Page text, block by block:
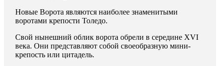
Новые Ворота являются наиболее знаменитыми
воротами крепости Толедо.
Свой нынешний облик ворота обрели в середине XVI
века. Они представляют собой своеобразную мини-
крепость или цитадель.